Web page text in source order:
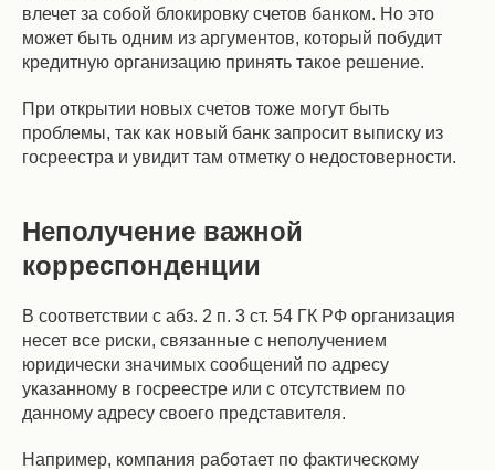
влечет за собой блокировку счетов банком. Но это
может быть одним из аргументов, который побудит
кредитную организацию принять такое решение.
При открытии новых счетов тоже могут быть
проблемы, так как новый банк запросит выписку из
госреестра и увидит там отметку о недостоверности.
Неполучение важной
корреспонденции
В соответствии с абз. 2 п. 3 ст. 54 ГК РФ организация
несет все риски, связанные с неполучением
юридически значимых сообщений по адресу
указанному в госреестре или с отсутствием по
данному адресу своего представителя.
Например, компания работает по фактическому